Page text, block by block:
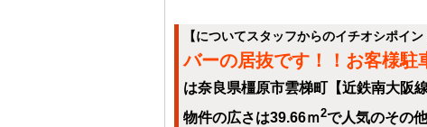
【についてスタッフからのイチオシポイン
バーの居抜です！！お客様駐
は奈良県橿原市雲梯町【近鉄南大阪
物件の広さは39.66ｍ2で人気のその他